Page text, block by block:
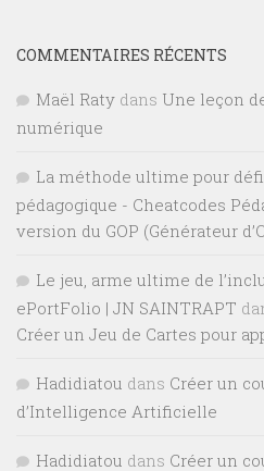
COMMENTAIRES RÉCENTS
Maël Raty dans Une leçon
numérique
La méthode ultime pour
pédagogique - Cheatcodes
version du GOP (Générateur
Le jeu, arme ultime de
ePortFolio | JN SAINTRAPT
Créer un Jeu de Cartes pour
Hadidiatou dans Créer un
d’Intelligence Artificielle
Hadidiatou dans Créer un